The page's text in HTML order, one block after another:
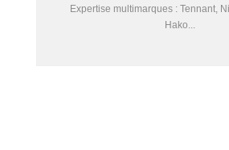
Expertise multimarques : Tennant,
Hako...